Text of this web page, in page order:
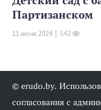
Партизанском
11 июня 2024 542
© erudo.by.
согласования с